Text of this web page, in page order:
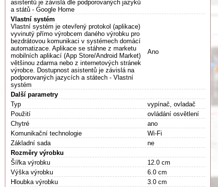
asistentů je závislá dle podporovaných jazyků
a států - Google Home
Vlastní systém
Vlastní systém je otevřený protokol (aplikace)
vyvinutý přímo výrobcem daného výrobku pro
bezdrátovou komunikaci v systémech domácí
automatizace. Aplikace se stáhne z marketu
mobilních aplikací (App Store/Android Market)
většinou zdarma nebo z internetových stránek
výrobce. Dostupnost asistentů je závislá na
podporovaných jazycích a státech - Vlastní
systém
Ano
Další parametry
Typ
vypínač, ovladač
Použití
ovládání osvětlení
Chytré
ano
Komunikační technologie
Wi-Fi
Základní sada
ne
Rozměry výrobku
Šířka výrobku
12.0 cm
Výška výrobku
6.0 cm
Hloubka výrobku
3.0 cm